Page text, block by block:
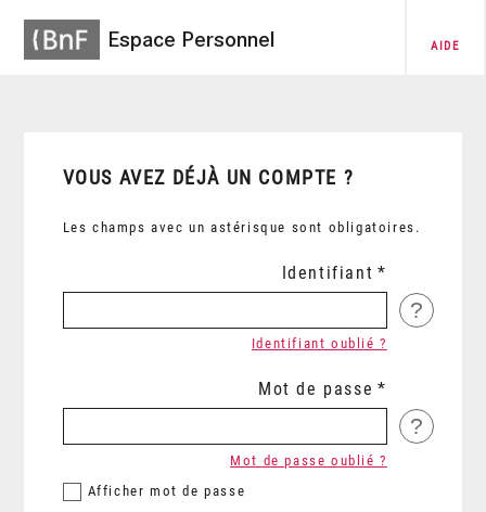
Espace Personnel AIDE
VOUS AVEZ DÉJÀ UN COMPTE ?
Les champs avec un astérisque sont obligatoires.
Identifiant
?
Identifiant oublié ?
Mot de passe
?
Afficher mot de passe
Mot de passe oublié ?